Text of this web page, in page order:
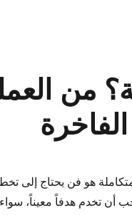
هو فن يحتاج إلى
تخدم هدفاً معيناً، سواء